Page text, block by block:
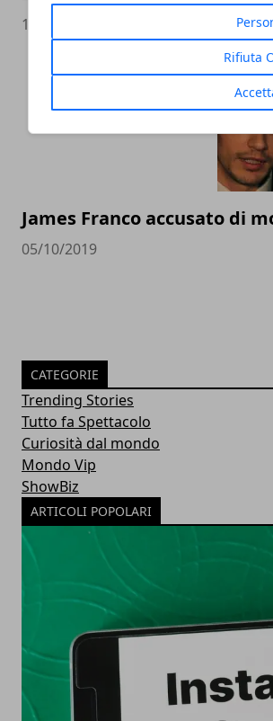
Rifiuta
14/11/2019
James Franco accusato di
05/10/2019
CATEGORIE
Trending Stories
Tutto fa Spettacolo
Curiosità dal mondo
Mondo Vip
ShowBiz
ARTICOLI POPOLARI